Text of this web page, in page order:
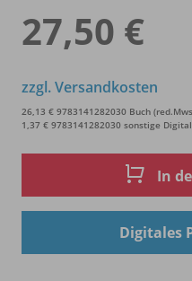
27,50 €
zzgl. Versandkosten
26,13 € 9783141282030 Buch
1,37 € 9783141282030 sonstige
In
Digitales